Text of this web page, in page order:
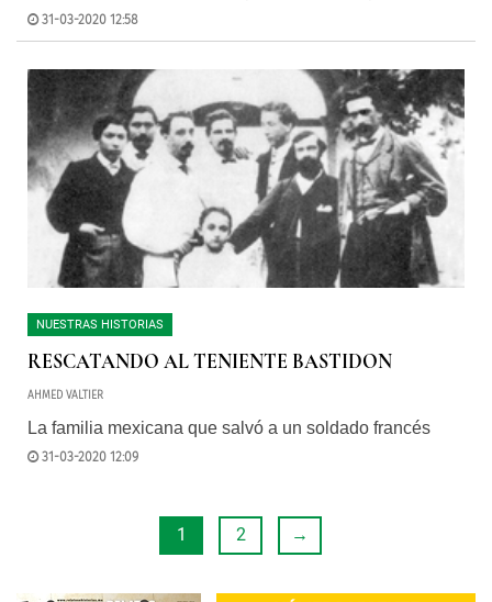
31-03-2020 12:58
NUESTRAS HISTORIAS
RESCATANDO AL TENIENTE BASTIDON
AHMED VALTIER
La familia mexicana que salvó a un soldado francés
31-03-2020 12:09
1 2 →